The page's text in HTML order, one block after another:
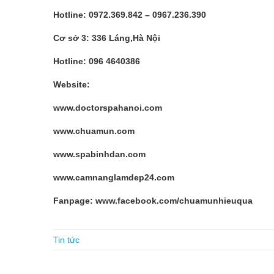
Hotline: 0972.369.842 – 0967.236.390
Cơ sở 3: 336 Láng,Hà Nội
Hotline: 096 4640386
Website:
www.doctorspahanoi.com
www.chuamun.com
www.spabinhdan.com
www.camnanglamdep24.com
Fanpage: www.facebook.com/chuamunhieuqua
I see I have to understand the
Tin tức